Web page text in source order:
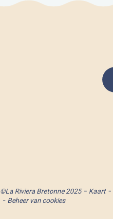
©La Riviera Bretonne 2025 Kaart
Beheer van cookies